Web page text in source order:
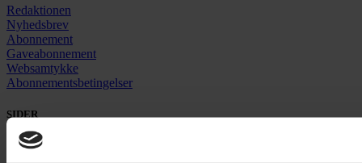
Redaktionen
Nyhedsbrev
Abonnement
Gaveabonnement
Websamtykke
Abonnementsbetingelser
SIDER
Nyheder